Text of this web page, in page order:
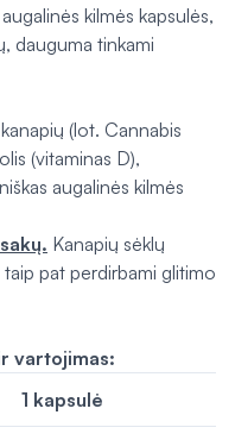
kilmės kapsulės,
dauguma tinkami
(lot. Cannabis
(vitaminas D),
augalinės kilmės
Kanapių sėklų
pat perdirbami glitimo
vartojimas:
1 kapsulė